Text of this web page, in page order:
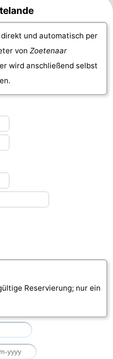
und automatisch per
von Zoetenaar
wird anschließend selbst
Reservierung; nur ein